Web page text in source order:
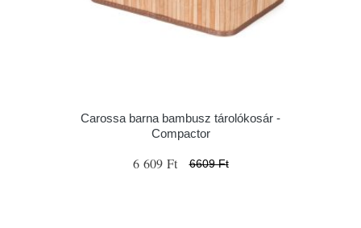
Carossa barna bambusz tárolókosár -
Compactor
6 609 Ft 6609 Ft